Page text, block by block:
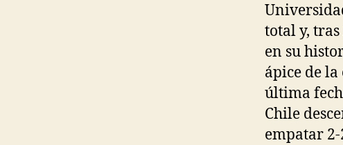
total y,
en su
ápice de la
última
Chile
empatar